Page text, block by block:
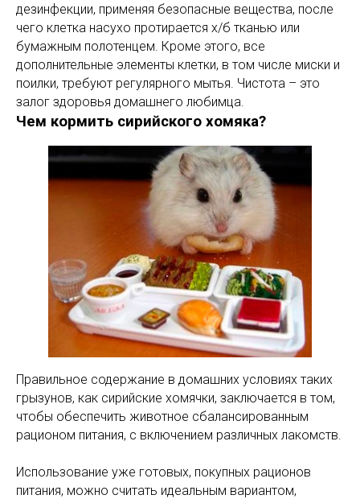
дезинфекции, применяя безопасные вещества, после
чего клетка насухо протирается х/б тканью или
бумажным полотенцем. Кроме этого, все
дополнительные элементы клетки, в том числе миски и
поилки, требуют регулярного мытья. Чистота – это
залог здоровья домашнего любимца.
Чем кормить сирийского хомяка?
Правильное содержание в домашних условиях таких
грызунов, как сирийские хомячки, заключается в том,
чтобы обеспечить животное сбалансированным
рационом питания, с включением различных лакомств.
Использование уже готовых, покупных рационов
питания, можно считать идеальным вариантом,